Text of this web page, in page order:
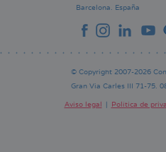
Barcelona. España
© Copyright 2007-2026
Gran Via Carles III 71-75.
Aviso legal Política de